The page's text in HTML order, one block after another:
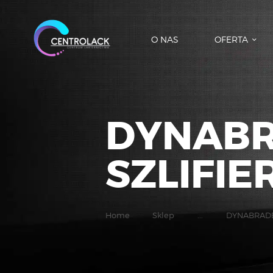
O NAS OFERTA
Home Sklep ...